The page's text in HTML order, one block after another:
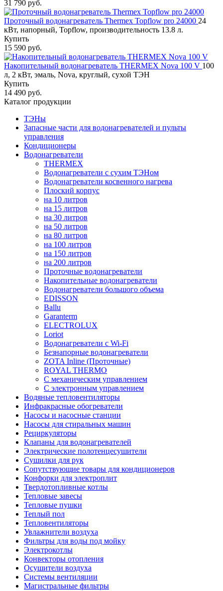
31 790 руб.
Проточный водонагреватель Thermex Topflow pro 24000 24
кВт, напорный, Topflow, производительность 13.8 л.
Купить
15 590 руб.
Накопительный водонагреватель THERMEX Nova 100 V 100
л, 2 кВт, эмаль, Nova, круглый, сухой ТЭН
Купить
14 490 руб.
Каталог продукции
ТЭНы
Запасные части для водонагревателей и пульты
управления
Кондиционеры
Водонагреватели
THERMEX
Водонагреватели с сухим ТЭНом
Водонагреватели косвенного нагрева
Плоский корпус
на 10 литров
на 15 литров
на 30 литров
на 50 литров
на 80 литров
на 100 литров
на 150 литров
на 200 литров
Проточные водонагреватели
Накопительные водонагреватели
Водонагреватели большого объема
EDISSON
Ballu
Garanterm
ELECTROLUX
Loriot
Водонагреватели с Wi-Fi
Безнапорные водонагреватели
ZOTA Inline (Проточные)
ROYAL THERMO
С механическим управлением
С электронным управлением
Водяные тепловентиляторы
Инфракрасные обогреватели
Насосы и насосные станции
Насосы для стиральных машин
Рециркуляторы
Клапаны для водонагревателей
Электрические полотенцесушители
Сушилки для рук
Сопутствующие товары для кондиционеров
Конфорки для электроплит
Твердотопливные котлы
Тепловые завесы
Тепловые пушки
Теплый пол
Тепловентиляторы
Увлажнители воздуха
Фильтры для воды под мойку
Электрокотлы
Конвекторы отопления
Осушители воздуха
Системы вентиляции
Магистральные фильтры